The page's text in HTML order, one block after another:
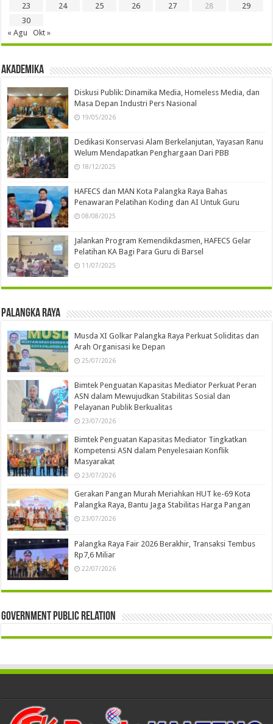
23
24 25 26 27 28
29
30
« Agu
Okt »
Akademika
Diskusi Publik: Dinamika Media, Homeless Media, dan
Masa Depan Industri Pers Nasional
19/05/2026
Dedikasi Konservasi Alam Berkelanjutan, Yayasan Ranu
Welum Mendapatkan Penghargaan Dari PBB
18/12/2025
HAFECS dan MAN Kota Palangka Raya Bahas
Penawaran Pelatihan Koding dan AI Untuk Guru
08/08/2025
Jalankan Program Kemendikdasmen, HAFECS Gelar
Pelatihan KA Bagi Para Guru di Barsel
11/07/2025
Palangka Raya
Musda XI Golkar Palangka Raya Perkuat Soliditas dan
Arah Organisasi ke Depan
25/07/2026
Bimtek Penguatan Kapasitas Mediator Perkuat Peran
ASN dalam Mewujudkan Stabilitas Sosial dan
Pelayanan Publik Berkualitas
23/07/2026
Bimtek Penguatan Kapasitas Mediator Tingkatkan
Kompetensi ASN dalam Penyelesaian Konflik
Masyarakat
23/07/2026
Gerakan Pangan Murah Meriahkan HUT ke-69 Kota
Palangka Raya, Bantu Jaga Stabilitas Harga Pangan
23/07/2026
Palangka Raya Fair 2026 Berakhir, Transaksi Tembus
Rp7,6 Miliar
22/07/2026
Government Public Relation